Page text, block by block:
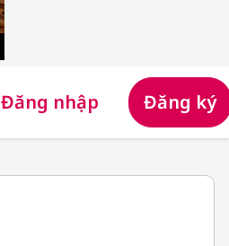
Đăng nhập Đăng ký